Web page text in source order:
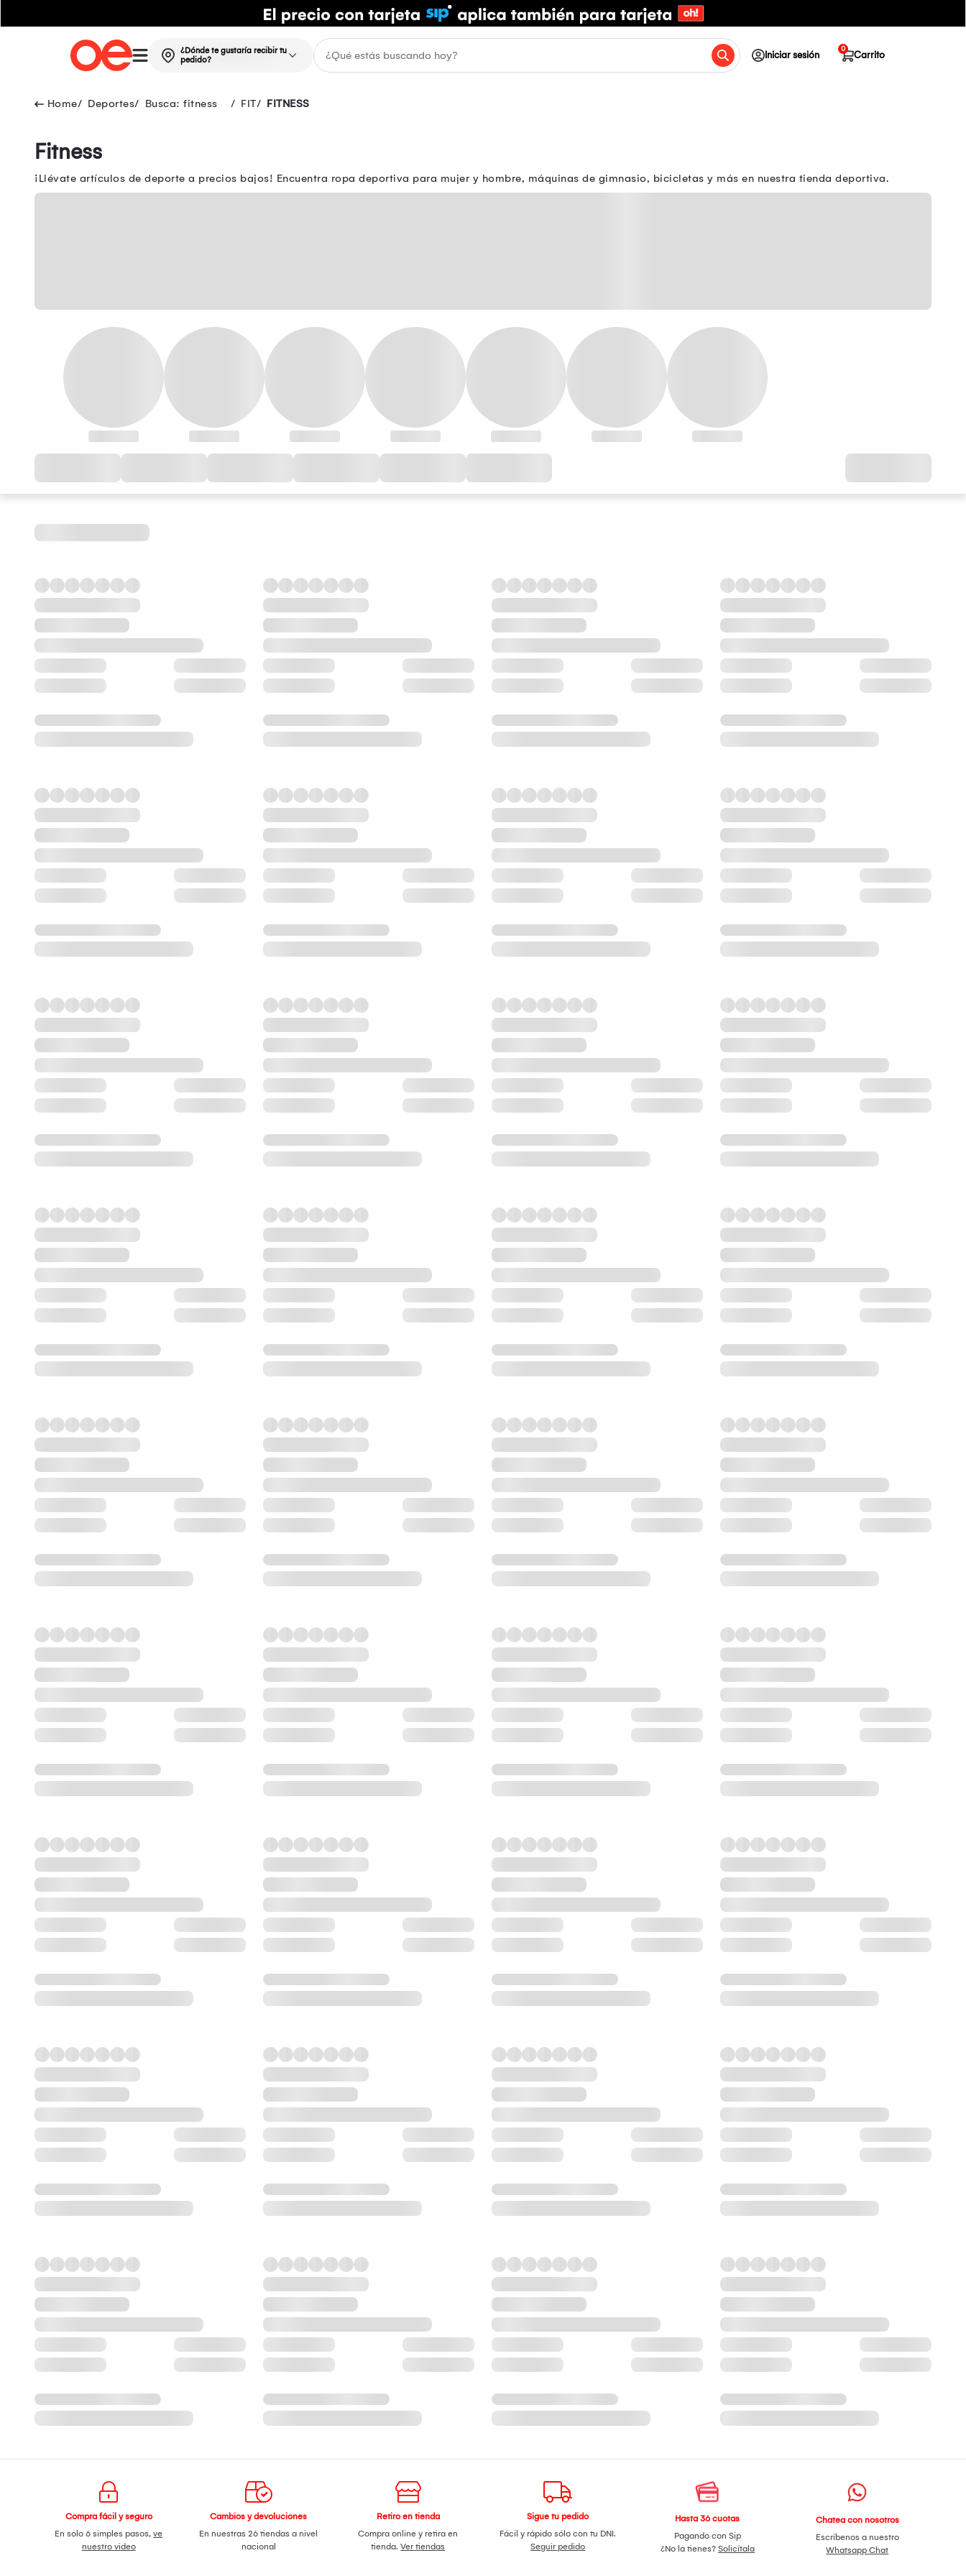
¿Dónde te gustaría recibir tu
pedido?
Iniciar sesión Carrito
0
Deportes Busca: fitness FIT FITNESS
Fitness
¡Llévate artículos de deporte a precios bajos! Encuentra ropa deportiva para mujer y hombre, máquinas de gimnasio, bicicletas y más en nuestra tienda deportiva.
Compra fácil y seguro
En solo 6 simples pasos,ve
nuestro video
Cambios y devoluciones
En nuestras 26 tiendas a nivel
nacional
Retiro en tienda
Compra online y retira en
tienda.Ver tiendas
Sigue tu pedido
Fácil y rápido sólo con tu DNI.
Seguir pedido
Hasta 36 cuotas
Pagando con Sip
¿No la tienes? Solicítala
Chatea con nosotros
Escríbenos a nuestro
Whatsapp Chat